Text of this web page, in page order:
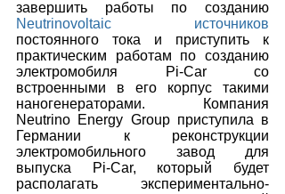
Neutrinovoltaic источников
постоянного тока и приступить к
практическим работам по созданию
электромобиля Pi-Car со
встроенными в его корпус такими
наногенераторами. Компания
Neutrino Energy Group приступила в
Германии к реконструкции
электромобильного завод для
выпуска Pi-Car, который будет
располагать экспериментально-